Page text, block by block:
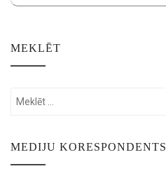
MEKLĒT
Search
MEDIJU KORESPONDENTS